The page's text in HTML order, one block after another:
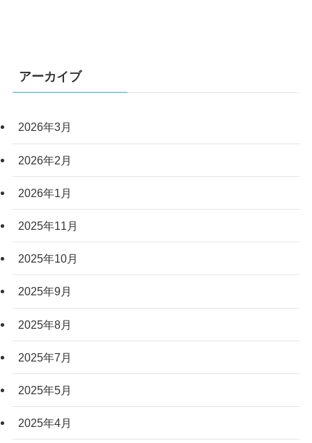
アーカイブ
2026年3月
2026年2月
2026年1月
2025年11月
2025年10月
2025年9月
2025年8月
2025年7月
2025年5月
2025年4月